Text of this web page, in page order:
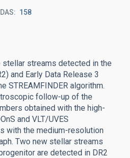
158
streams detected in the
and Early Data Release 3
STREAMFINDER algorithm.
follow-up of the
obtained with the high-
and VLT/UVES
with the medium-resolution
Two new stellar streams
are detected in DR2